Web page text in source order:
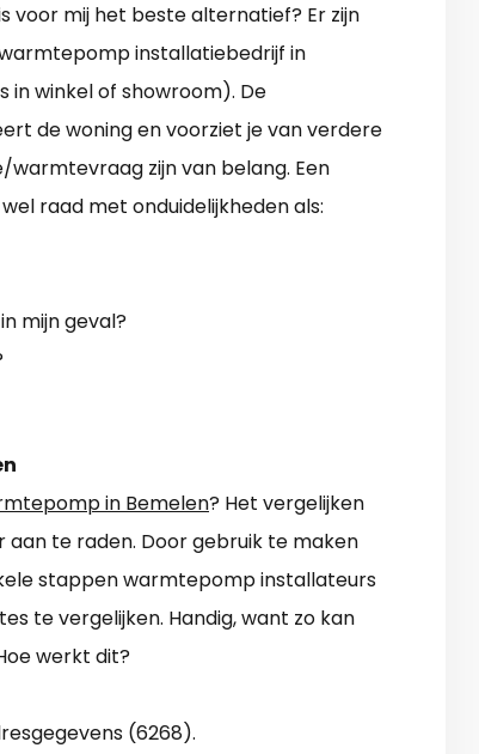
voor mij het beste alternatief? Er zijn
installatiebedrijf in
in winkel of showroom). De
de woning en voorziet je van verdere
zijn van belang. Een
raad met onduidelijkheden als:
mijn geval?
in Bemelen? Het vergelijken
aan te raden. Door gebruik te maken
stappen warmtepomp installateurs
te vergelijken. Handig, want zo kan
werkt dit?
(6268).